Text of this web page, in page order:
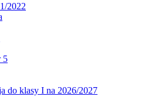
2022
5
do klasy I na 2026/2027